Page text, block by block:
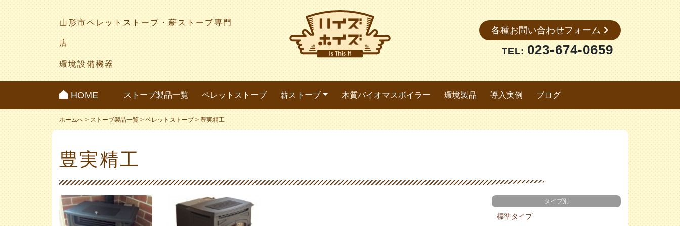
山形市ペレットストーブ・薪ストーブ専門
店
環境設備機器
各種お問い合わせフォーム
TEL:023-674-0659
HOME ストーブ製品一覧 ペレットストーブ 薪ストーブ 木質バイオマスボイラー 環境製品 導入実例 ブログ
ホームへ>ストーブ製品一覧 >ペレットストーブ > 豊実精工
豊実精工
タイプ別
標準タイプ